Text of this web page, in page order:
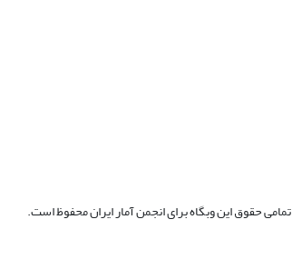
تمامی حقوق این وبگاه برای انجمن آمار ایران محفوظ است.